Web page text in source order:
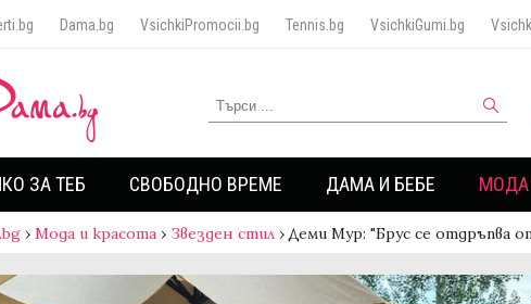
Dama.bg VsichkiPromocii.bg Tennis.bg VsichkiGumi.bg
ЗА ТЕБ СВОБОДНО ВРЕМЕ ДАМА И БЕБЕ МОДА
› Мода и красота › Звезден стил ›Деми Мур: "Брус се отдръпва